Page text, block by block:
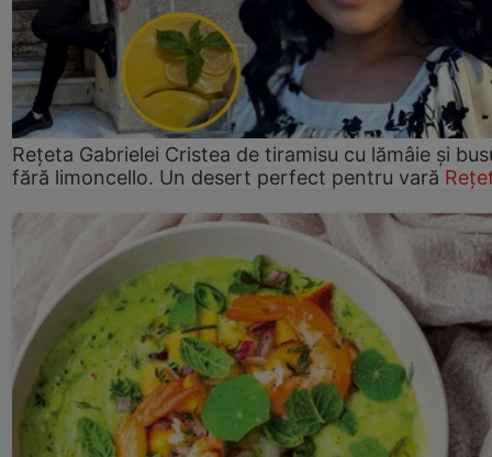
Rețeta Gabrielei Cristea de tiramisu cu lămâie și
fără limoncello. Un desert perfect pentru vară